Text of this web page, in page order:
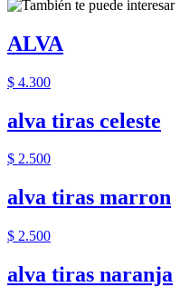
ALVA
$ 4.300
alva tiras celeste
$ 2.500
alva tiras marron
$ 2.500
alva tiras naranja